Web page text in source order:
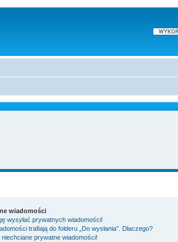
wiadomości
wysyłać prywatnych wiadomości!
trafiają do folderu „Do wysłania”. Dlaczego?
niechciane prywatne wiadomości!